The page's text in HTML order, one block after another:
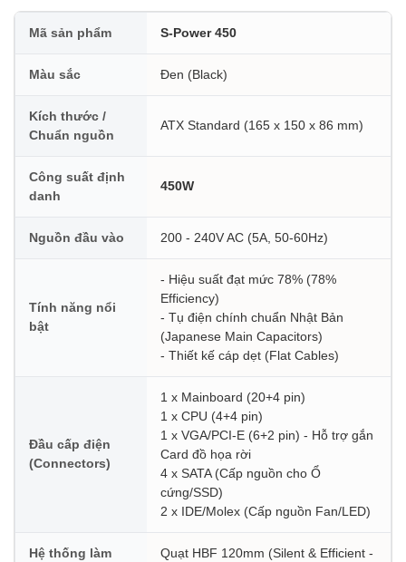
Mã sản phẩm S-Power 450
Màu sắc Đen (Black)
Kích thước /
Chuẩn nguồn
ATX Standard (165 x 150 x 86 mm)
Công suất định
danh
450W
Nguồn đầu vào 200 - 240V AC (5A, 50-60Hz)
Tính năng nổi
bật
- Hiệu suất đạt mức 78% (78%
Efficiency)
- Tụ điện chính chuẩn Nhật Bản
(Japanese Main Capacitors)
- Thiết kế cáp dẹt (Flat Cables)
Đầu cấp điện
(Connectors)
1 x Mainboard (20+4 pin)
1 x CPU (4+4 pin)
1 x VGA/PCI-E (6+2 pin) - Hỗ trợ gắn
Card đồ họa rời
4 x SATA (Cấp nguồn cho Ổ
cứng/SSD)
2 x IDE/Molex (Cấp nguồn Fan/LED)
Hệ thống làm
Quạt HBF 120mm (Silent & Efficient -